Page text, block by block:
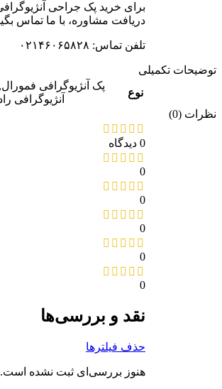
برای خرید پک جراحی آنژیوگرافی و
دریافت مشاوره، با ما تماس بگیرید:
تلفن تماس: ۰۲۱۴۶۰۶۵۸۲۸
تکمیلی
پک آنژیوگرافی فمورال, پک
آنژیوگرافی رادیال
(0)
نقد و بررسی‌ها
حذف فیلترها
هنوز بررسی‌ای ثبت نشده است.